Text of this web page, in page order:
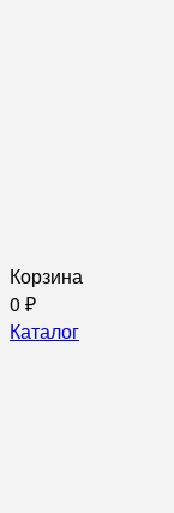
Корзина
0 ₽
Каталог